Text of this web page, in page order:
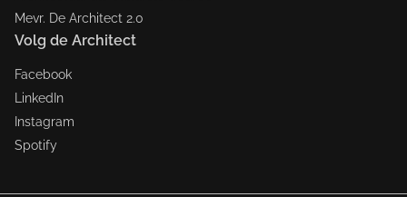
Mevr. De Architect 2.0
Volg de Architect
Facebook
LinkedIn
Instagram
Spotify